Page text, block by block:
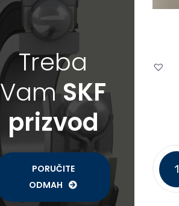
Treba
VamSKF
prizvod
PORUČITE
ODMAH
1